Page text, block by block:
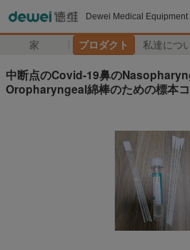
Dewei Medical Equipment
家 プロダクト 私達につ
中断点のCovid-19鼻の
Oropharyngeal綿棒のための標本